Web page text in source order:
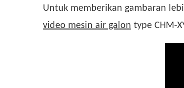
Untuk memberikan gambaran
video mesin air galon type CHM-